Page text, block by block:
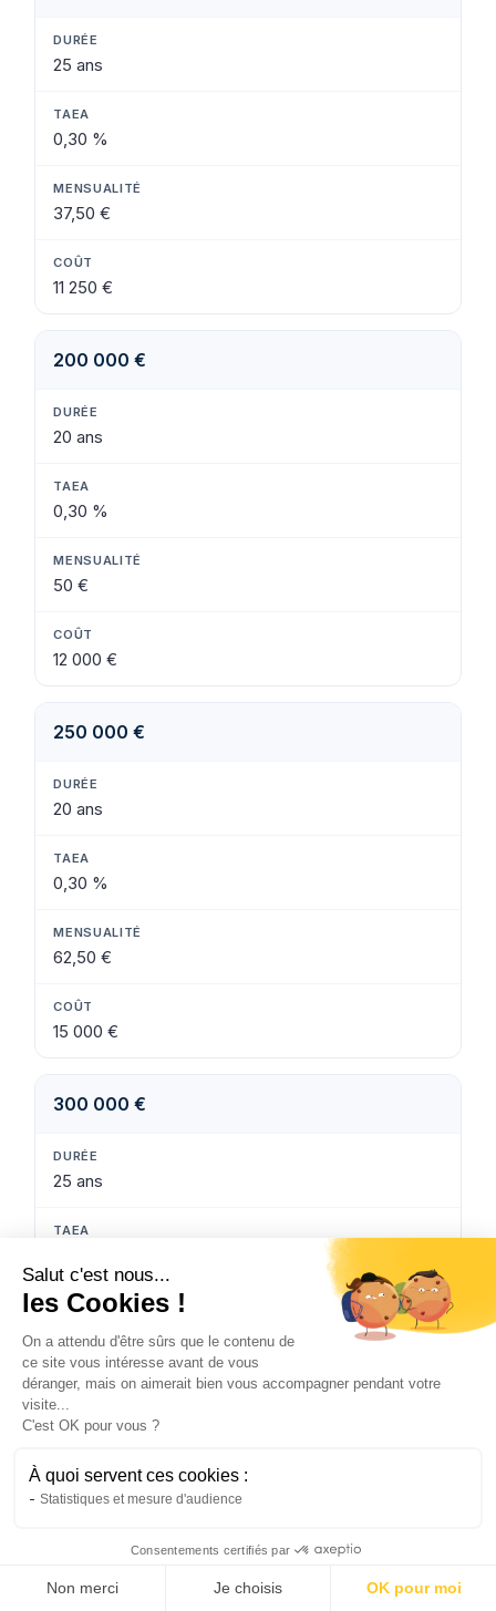
25 ans
0,30 %
37,50 €
11 250 €
200 000 €
20 ans
0,30 %
50 €
12 000 €
250 000 €
20 ans
0,30 %
62,50 €
15 000 €
300 000 €
25 ans
22 500 €
500 000 €
Salut c'est nous...
les Cookies !
On a attendu d'être sûrs que le contenu de
ce site vous intéresse avant de vous
déranger, mais on aimerait bien vous accompagner pendant votre
visite...
C'est OK pour vous ?
À quoi servent ces cookies :
Statistiques et mesure d'audience
Consentements certifiés par
Non merci Je choisis OK pour moi